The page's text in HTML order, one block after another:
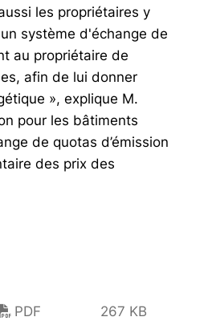
les propriétaires y
système d'échange de
au propriétaire de
afin de lui donner
», explique M.
pour les bâtiments
de quotas d’émission
des prix des
PDF 267 KB